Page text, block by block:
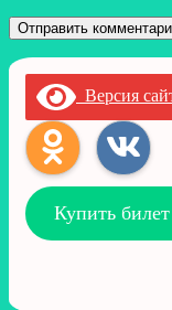
Версия
Купить билет